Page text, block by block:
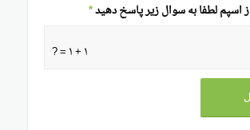
۱ + ۱ = ?
اسپم لطفا به سوال زیر پاسخ دهید*